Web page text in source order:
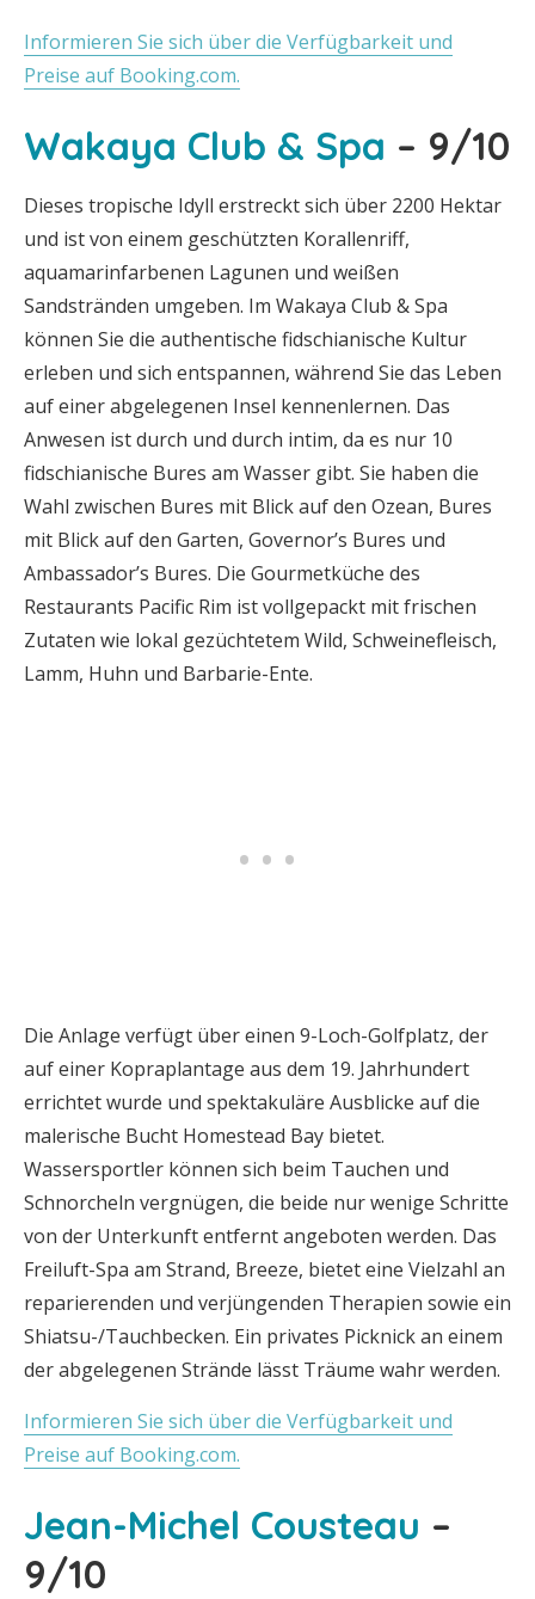
Informieren Sie sich über die Verfügbarkeit und
Preise auf Booking.com.
Wakaya Club & Spa – 9/10
Dieses tropische Idyll erstreckt sich über 2200 Hektar
und ist von einem geschützten Korallenriff,
aquamarinfarbenen Lagunen und weißen
Sandstränden umgeben. Im Wakaya Club & Spa
können Sie die authentische fidschianische Kultur
erleben und sich entspannen, während Sie das Leben
auf einer abgelegenen Insel kennenlernen. Das
Anwesen ist durch und durch intim, da es nur 10
fidschianische Bures am Wasser gibt. Sie haben die
Wahl zwischen Bures mit Blick auf den Ozean, Bures
mit Blick auf den Garten, Governor’s Bures und
Ambassador’s Bures. Die Gourmetküche des
Restaurants Pacific Rim ist vollgepackt mit frischen
Zutaten wie lokal gezüchtetem Wild, Schweinefleisch,
Lamm, Huhn und Barbarie-Ente.
Die Anlage verfügt über einen 9-Loch-Golfplatz, der
auf einer Kopraplantage aus dem 19. Jahrhundert
errichtet wurde und spektakuläre Ausblicke auf die
malerische Bucht Homestead Bay bietet.
Wassersportler können sich beim Tauchen und
Schnorcheln vergnügen, die beide nur wenige Schritte
von der Unterkunft entfernt angeboten werden. Das
Freiluft-Spa am Strand, Breeze, bietet eine Vielzahl an
reparierenden und verjüngenden Therapien sowie ein
Shiatsu-/Tauchbecken. Ein privates Picknick an einem
der abgelegenen Strände lässt Träume wahr werden.
Informieren Sie sich über die Verfügbarkeit und
Preise auf Booking.com.
Jean-Michel Cousteau –
9/10